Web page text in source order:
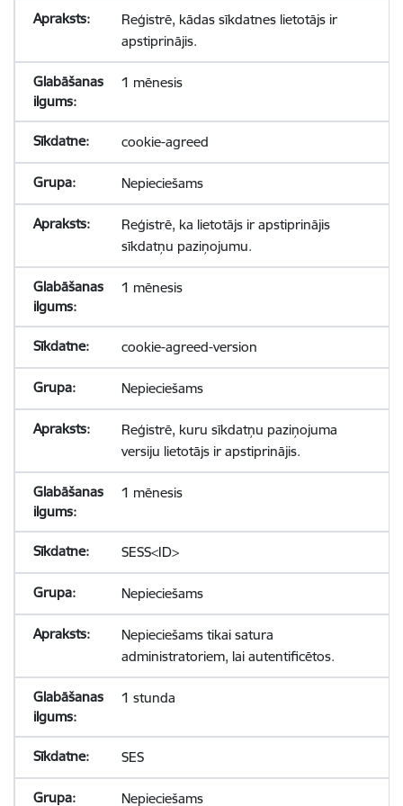
Reģistrē, kādas sīkdatnes lietotājs ir
apstiprinājis.
1 mēnesis
cookie-agreed
Nepieciešams
Reģistrē, ka lietotājs ir apstiprinājis
sīkdatņu paziņojumu.
1 mēnesis
cookie-agreed-version
Nepieciešams
Reģistrē, kuru sīkdatņu paziņojuma
versiju lietotājs ir apstiprinājis.
1 mēnesis
SESS<ID>
Nepieciešams
Nepieciešams tikai satura
administratoriem, lai autentificētos.
1 stunda
SES
Nepieciešams